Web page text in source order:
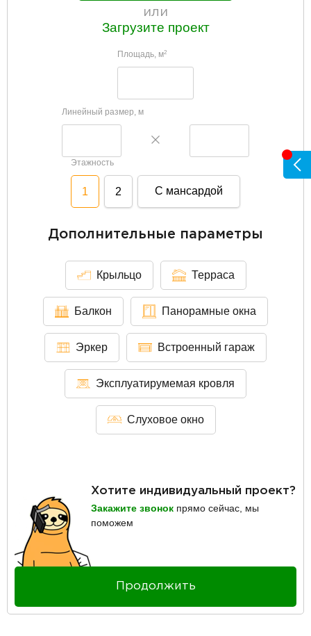
или
Загрузите проект
Площадь, м2
Линейный размер, м
Этажность
1 2 С мансардой
Дополнительные параметры
Крыльцо Терраса
Балкон Панорамные окна
Эркер Встроенный гараж
Эксплуатирумемая кровля
Слуховое окно
Хотите индивидуальный проект?
Закажите звонок прямо сейчас, мы
поможем
Продолжить